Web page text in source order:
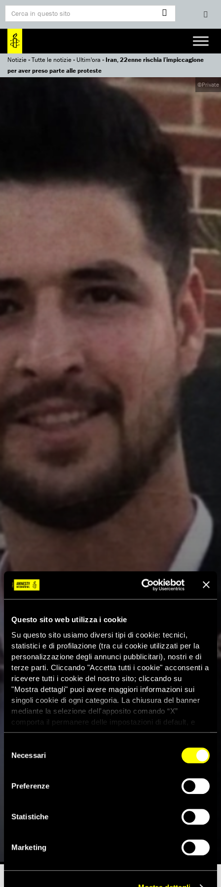
Questo sito web utilizza i cookie
Su questo sito usiamo diversi tipi di cookie: tecnici,
statistici e di profilazione (tra cui cookie utilizzati per la
personalizzazione degli annunci pubblicitari), nostri e di
terze parti. Cliccando "Accetta tutti i cookie" acconsenti a
ricevere tutti i cookie del nostro sito; cliccando su
"Mostra dettagli" puoi avere maggiori informazioni sui
singoli cookie di ogni categoria. La chiusura del banner
mediante la selezione dell'apposito comando “X”
comporta il permanere delle impostazioni di default, e
dunque la continuazione della navigazione con i cookie
dei cookie attivi sul sito clicca
delNecessari
Preferenze
Statistiche
Marketing
Notizie»Tutte le notizie» Ultim'ora »Iran, 22enne rischia l’impiccagione
per aver preso parte alle proteste
Iran, 22enne rischia
l’impiccagione per aver preso
parte alle proteste
12 Gennaio 2023
©Private